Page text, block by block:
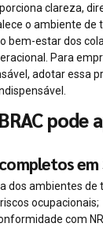
clareza,
o ambiente de
bem-estar dos
Para
adotar essa
pode
em
dos ambientes de
ocupacionais;
com